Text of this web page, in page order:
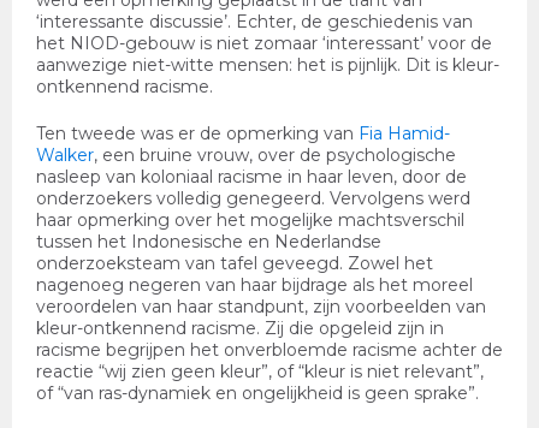
‘interessante discussie’. Echter, de geschiedenis van
het NIOD-gebouw is niet zomaar ‘interessant’ voor de
aanwezige niet-witte mensen: het is pijnlijk. Dit is kleur-
ontkennend racisme.
Ten tweede was er de opmerking van Fia Hamid-
Walker, een bruine vrouw, over de psychologische
nasleep van koloniaal racisme in haar leven, door de
onderzoekers volledig genegeerd. Vervolgens werd
haar opmerking over het mogelijke machtsverschil
tussen het Indonesische en Nederlandse
onderzoeksteam van tafel geveegd. Zowel het
nagenoeg negeren van haar bijdrage als het moreel
veroordelen van haar standpunt, zijn voorbeelden van
kleur-ontkennend racisme. Zij die opgeleid zijn in
racisme begrijpen het onverbloemde racisme achter de
reactie “wij zien geen kleur”, of “kleur is niet relevant”,
of “van ras-dynamiek en ongelijkheid is geen sprake”.